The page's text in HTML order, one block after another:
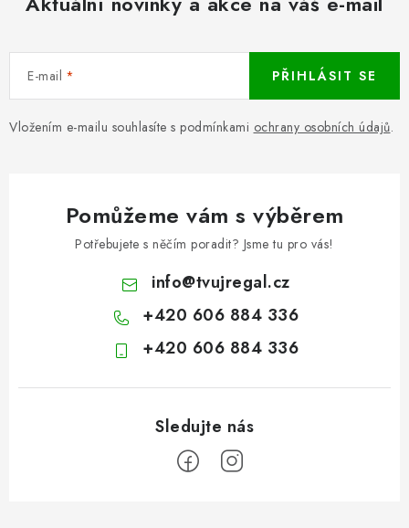
E-mail
Vložením e-mailu souhlasíte s podmínkami ochrany osobních údajů.
PŘIHLÁSIT SE
Pomůžeme vám s výběrem
Potřebujete s něčím poradit? Jsme tu pro vás!
info@tvujregal.cz
+420 606 884 336
+420 606 884 336